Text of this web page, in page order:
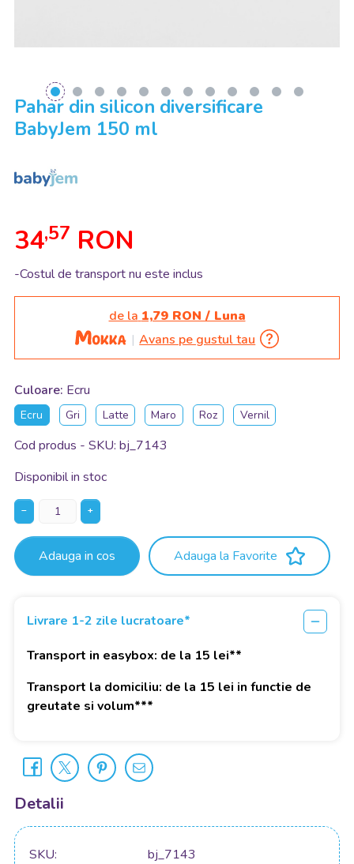
Pahar din silicon diversificare
BabyJem 150 ml
34,57 RON
-Costul de transport nu este inclus
de la 1,79 RON / Luna
Avans pe gustul tau
Culoare: Ecru
Ecru Gri Latte Maro Roz Vernil
Cod produs - SKU bj_7143
Disponibil in stoc
− +
Adauga in cos Adauga la Favorite
Livrare 1-2 zile lucratoare*
Transport in easybox: de la 15 lei**
Transport la domiciliu: de la 15 lei in functie de
greutate si volum***
Detalii
SKU bj_7143